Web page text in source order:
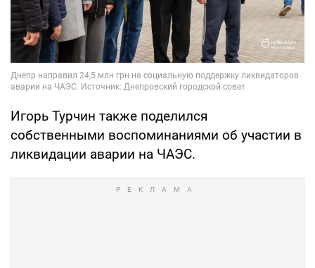
Игорь Турчин также поделился
собственными воспоминаниями об участии в
ликвидации аварии на ЧАЭС.